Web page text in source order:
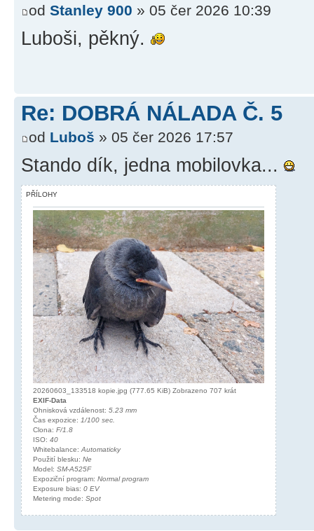
od Stanley 900 » 05 čer 2026 10:39
Luboši, pěkný.
Re: DOBRÁ NÁLADA Č. 5
od Luboš » 05 čer 2026 17:57
Stando dík, jedna mobilovka...
PŘÍLOHY
20260603_133518 kopie.jpg (777.65 KiB) Zobrazeno 707 krát
EXIF-Data
Ohnisková vzdálenost: 5.23 mm
Čas expozice: 1/100 sec.
Clona: F/1.8
ISO: 40
Whitebalance: Automaticky
Použití blesku: Ne
Model: SM-A525F
Expoziční program: Normal program
Exposure bias: 0 EV
Metering mode: Spot